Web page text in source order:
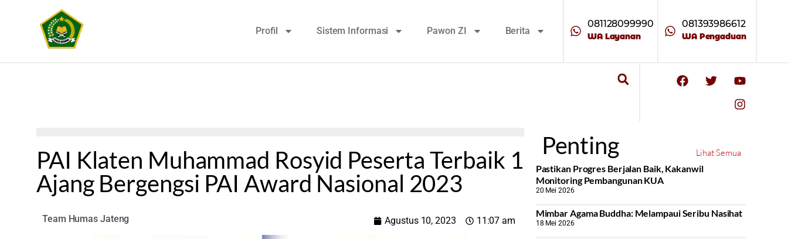
Profil Sistem Informasi Pawon ZI Berita
081128099990
WA Layanan
081393986612
WA Pengaduan
PAI Klaten Muhammad Rosyid Peserta Terbaik 1
Ajang Bergengsi PAI Award Nasional 2023
Team Humas Jateng Agustus 10, 2023 11:07 am
Penting
Lihat Semua
Pastikan Progres Berjalan Baik, Kakanwil
Monitoring Pembangunan KUA
20 Mei 2026
Mimbar Agama Buddha: Melampaui Seribu Nasihat
18 Mei 2026